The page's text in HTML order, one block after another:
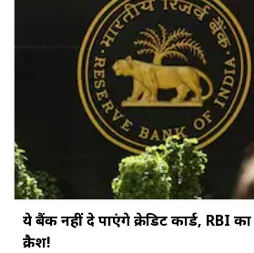
ये बैंक नहीं दे पाएंगे क्रेडिट कार्ड, RBI
क्रैश!